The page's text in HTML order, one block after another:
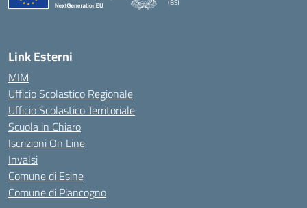
(BS)
Link Esterni
MIM
Ufficio Scolastico Regionale
Ufficio Scolastico Territoriale
Scuola in Chiaro
Iscrizioni On Line
Invalsi
Comune di Esine
Comune di Piancogno